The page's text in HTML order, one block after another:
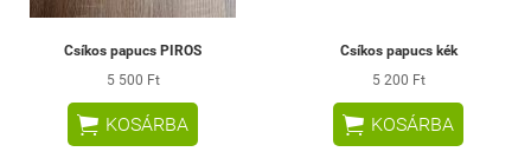
Csíkos papucs PIROS
5 500 Ft
 KOSÁRBA
Csíkos papucs kék
5 200 Ft
 KOSÁRBA